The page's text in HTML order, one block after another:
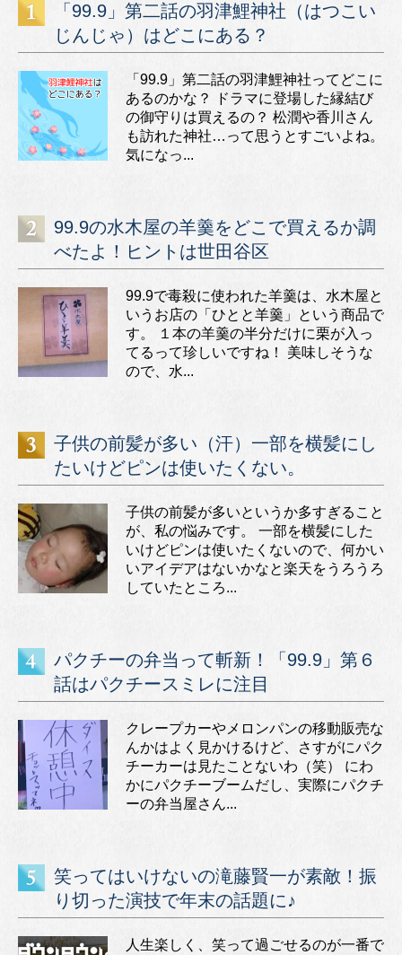
「99.9」第二話の羽津鯉神社（はつこい
じんじゃ）はどこにある？
「99.9」第二話の羽津鯉神社ってどこに
あるのかな？ ドラマに登場した縁結び
の御守りは買えるの？ 松潤や香川さん
も訪れた神社…って思うとすごいよね。
気になっ...
99.9の水木屋の羊羹をどこで買えるか調
べたよ！ヒントは世田谷区
99.9で毒殺に使われた羊羹は、水木屋と
いうお店の「ひとと羊羹」という商品で
す。 １本の羊羹の半分だけに栗が入っ
てるって珍しいですね！ 美味しそうな
ので、水...
子供の前髪が多い（汗）一部を横髪にし
たいけどピンは使いたくない。
子供の前髪が多いというか多すぎること
が、私の悩みです。 一部を横髪にした
いけどピンは使いたくないので、何かい
いアイデアはないかなと楽天をうろうろ
していたところ...
パクチーの弁当って斬新！「99.9」第６
話はパクチースミレに注目
クレープカーやメロンパンの移動販売な
んかはよく見かけるけど、さすがにパク
チーカーは見たことないわ（笑） にわ
かにパクチーブームだし、実際にパクチ
ーの弁当屋さん...
笑ってはいけないの滝藤賢一が素敵！振
り切った演技で年末の話題に♪
人生楽しく、笑って過ごせるのが一番で